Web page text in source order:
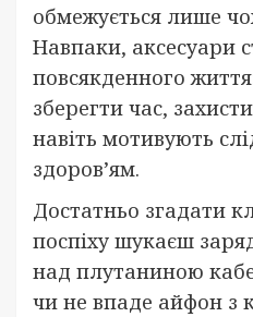
обмежується лише
Навпаки, аксесуари
повсякденного
зберегти час,
навіть мотивують
здоров’ям.
Достатньо згадати
поспіху шукаєш
над плутаниною
чи не впаде айфон з